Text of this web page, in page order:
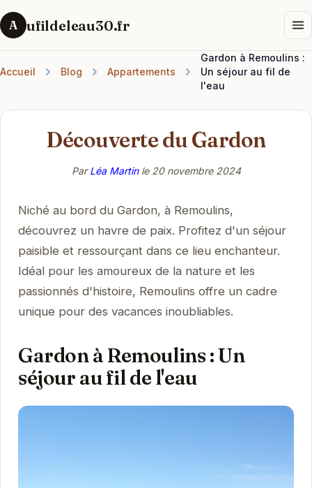
A ufildeleau30.fr
Accueil Blog Appartements
Gardon à Remoulins :
Un séjour au fil de
l'eau
Découverte du Gardon
ParLéa Martinle 20 novembre 2024
Niché au bord du Gardon, à Remoulins,
découvrez un havre de paix. Profitez d'un séjour
paisible et ressourçant dans ce lieu enchanteur.
Idéal pour les amoureux de la nature et les
passionnés d'histoire, Remoulins offre un cadre
unique pour des vacances inoubliables.
Gardon à Remoulins : Un
séjour au fil de l'eau